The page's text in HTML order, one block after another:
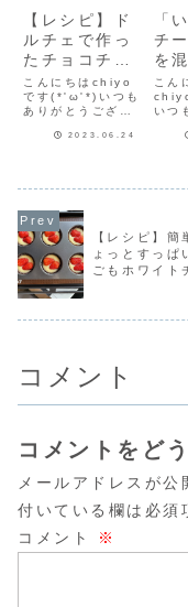
【レシピ】ド
ルチェで作っ
たチョコチッ
プマフィン♥
ふっくら可愛
いもこもこマ
フィンだよ♥
こんにちはchiyo
です(*'ω'*)いつも
ありがとうござい
チップマフィンの
ィン型５個分）♥♥
無塩バター
……………… ６
０ｇグラニュー
糖 ……………...
2023.06.24
「
チ
を
の
♡ひ
厚
の
こん
いつ
ンな
タに
ある
見て
【レシピ】簡
ょっとすっぱ
ごもホワイト
チョコマフィ
コメント
コメントをど
メールアドレスが公
付いている欄は必須
コメント
※